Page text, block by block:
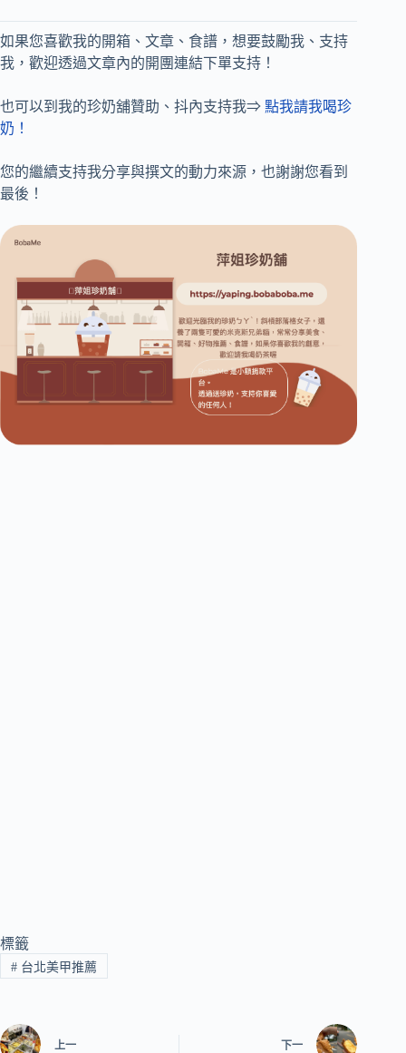
如果您喜歡我的開箱、文章、食譜，想要鼓勵我、支持
我，歡迎透過文章內的開團連結下單支持！
也可以到我的珍奶舖贊助、抖內支持我⇒ 點我請我喝珍
奶！
您的繼續支持我分享與撰文的動力來源，也謝謝您看到
最後！
標籤
#台北美甲推薦
上一 下一